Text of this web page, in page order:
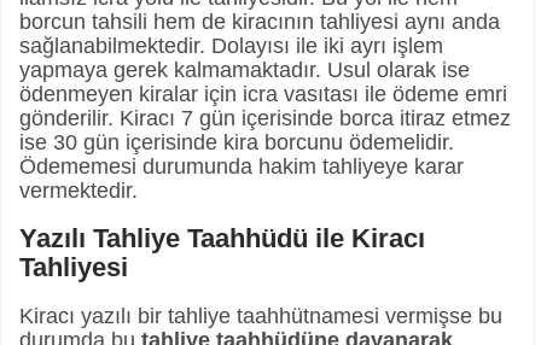
borcun tahsili hem de kiracının tahliyesi aynı anda
sağlanabilmektedir. Dolayısı ile iki ayrı işlem
yapmaya gerek kalmamaktadır. Usul olarak ise
ödenmeyen kiralar için icra vasıtası ile ödeme emri
gönderilir. Kiracı 7 gün içerisinde borca itiraz etmez
ise 30 gün içerisinde kira borcunu ödemelidir.
Ödememesi durumunda hakim tahliyeye karar
vermektedir.
Yazılı Tahliye Taahhüdü ile Kiracı
Tahliyesi
Kiracı yazılı bir tahliye taahhütnamesi vermişse bu
durumda bu tahliye taahhüdüne dayanarak